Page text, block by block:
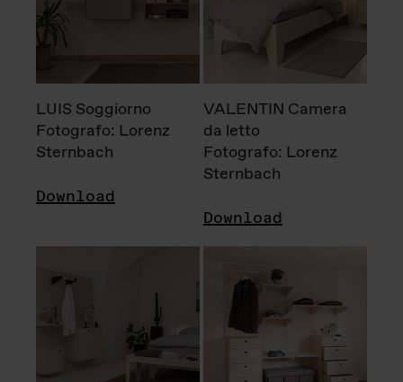
LUIS Soggiorno
Fotografo: Lorenz
Sternbach
Download
VALENTIN Camera
da letto
Fotografo: Lorenz
Sternbach
Download